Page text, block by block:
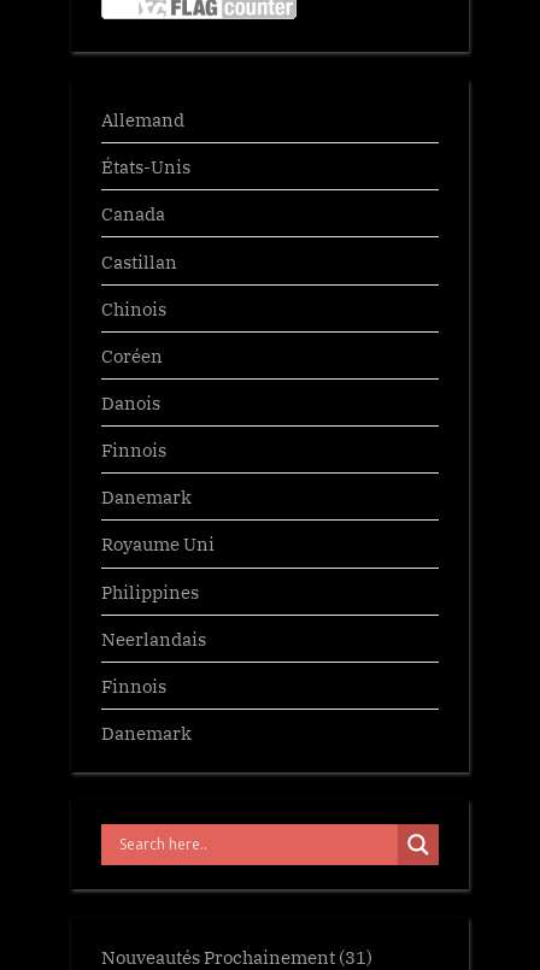
Allemand
États-Unis
Canada
Castillan
Chinois
Coréen
Danois
Finnois
Danemark
Royaume Uni
Philippines
Neerlandais
Finnois
Danemark
Nouveautés Prochainement (31)